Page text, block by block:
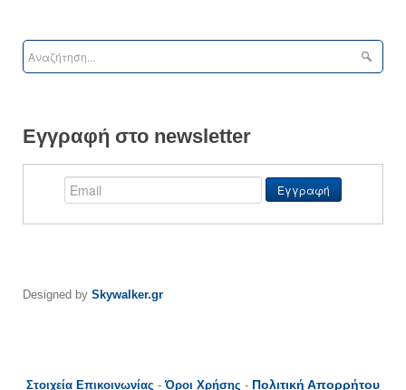
Εγγραφή στο newsletter
Designed by Skywalker.gr
Στοιχεία Επικοινωνίας -Όροι Χρήσης - Πολιτική Απορρήτου